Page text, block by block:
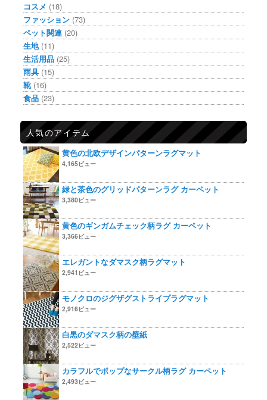
コスメ (18)
ファッション (73)
ペット関連 (20)
生地(11)
生活用品 (25)
雨具 (15)
靴(16)
食品 (23)
人気のアイテム
黄色の北欧デザインパターンラグマット
4,165ビュー
緑と茶色のグリッドパターンラグ カーペット
3,380ビュー
黄色のギンガムチェック柄ラグ カーペット
3,366ビュー
エレガントなダマスク柄ラグマット
2,941ビュー
モノクロのジグザグストライプラグマット
2,916ビュー
白黒のダマスク柄の壁紙
2,522ビュー
カラフルでポップなサークル柄ラグ カーペット
2,493ビュー